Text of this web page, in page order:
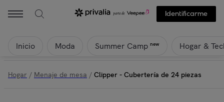
Identificarme
Inicio Moda Summer Camp new Hogar &
Hogar / Menaje de mesa / Clipper - Cubertería de 24 piezas